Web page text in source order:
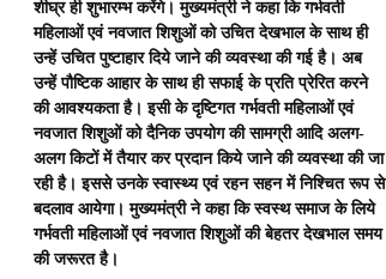
शीघ्र ही शुभारम्भ करेंगे। मुख्यमंत्री ने कहा कि गर्भवती
महिलाओं एवं नवजात शिशुओं को उचित देखभाल के साथ ही
उन्हें उचित पुष्टाहार दिये जाने की व्यवस्था की गई है। अब
उन्हें पौष्टिक आहार के साथ ही सफाई के प्रति प्रेरित करने
की आवश्यकता है। इसी के दृष्टिगत गर्भवती महिलाओं एवं
नवजात शिशुओं को दैनिक उपयोग की सामग्री आदि अलग-
अलग किटों में तैयार कर प्रदान किये जाने की व्यवस्था की जा
रही है। इससे उनके स्वास्थ्य एवं रहन सहन में निश्चित रूप से
बदलाव आयेगा। मुख्यमंत्री ने कहा कि स्वस्थ समाज के लिये
गर्भवती महिलाओं एवं नवजात शिशुओं की बेहतर देखभाल समय
की जरूरत है।